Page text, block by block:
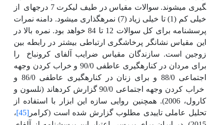
گیری می­شوند. سوالات مقیاس در طیف لیکرت 7 درجه­ای
از
خیلی کم (1) تا خیلی زیاد (7) نمره­گذاری می­شود. دامنه نمرات
پرسشنامه برای کل سوالات 12 تا 84 خواهد بود. نمره بالا در
این مقیاس نشانگر پرخاشگری ارتباطی بیشتر در رابطه بین
زوجین است. سازندگان مقیاس ضرایب آلفای کرونباخ
را
برای مردان در کناره­گیری عاطفی 90/0 و خراب کردن وجهه
اجتماعی 88/0 و برای زنان در کناره­گیری عاطفی 86/0 و
خراب کردن وجهه اجتماعی 90/0 گزارش کرده­اند (نلسون و
کارول، 2006). همچنین روایی سازه این ابزار با استفاده از
تحلیل عاملی تاییدی مطلوب گزارش شده است (کرامر [45]،